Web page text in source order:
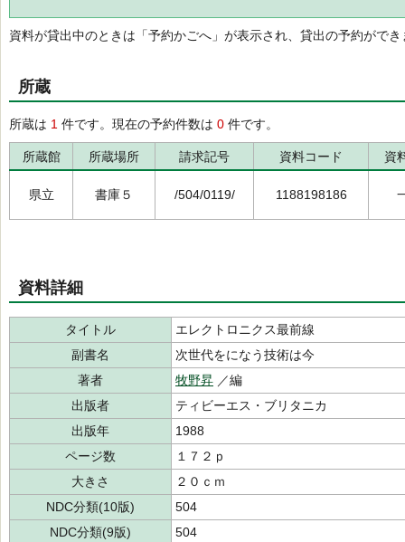
資料が貸出中のときは「予約かごへ」が表示され、貸出の予約ができ
所蔵
所蔵は 1 件です。現在の予約件数は 0 件です。
所蔵館 所蔵場所 請求記号 資料コード 資
県立 書庫５ /504/0119/ 1188198186
資料詳細
タイトル
エレクトロニクス最前線
副書名
次世代をになう技術は今
著者
牧野昇 ／編
出版者
ティビーエス・ブリタニカ
出版年
1988
ページ数
１７２ｐ
大きさ
２０ｃｍ
NDC分類(10版)
504
NDC分類(9版)
504